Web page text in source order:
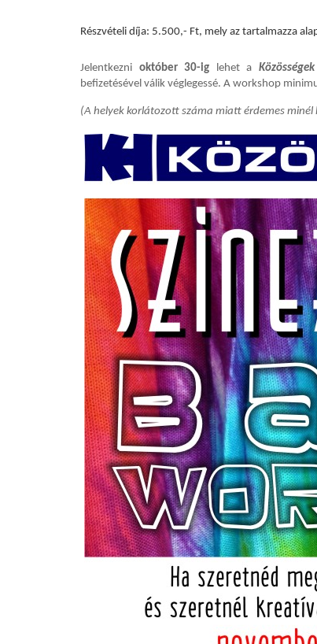
Részvételi díja: 5.500,- Ft, mely az tartalmazza
Jelentkezni október 30-ig lehet a
befizetésével válik véglegessé. A workshop
(A helyek korlátozott száma miatt érdemes